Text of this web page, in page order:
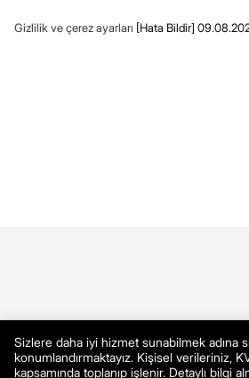
Gizlilik ve çerez ayarları [Hata Bildir]
Sizlere daha iyi hizmet sunabilmek adına
konumlandırmaktayız. Kişisel verileriniz,
kapsamında toplanıp işlenir. Detaylı bilgi